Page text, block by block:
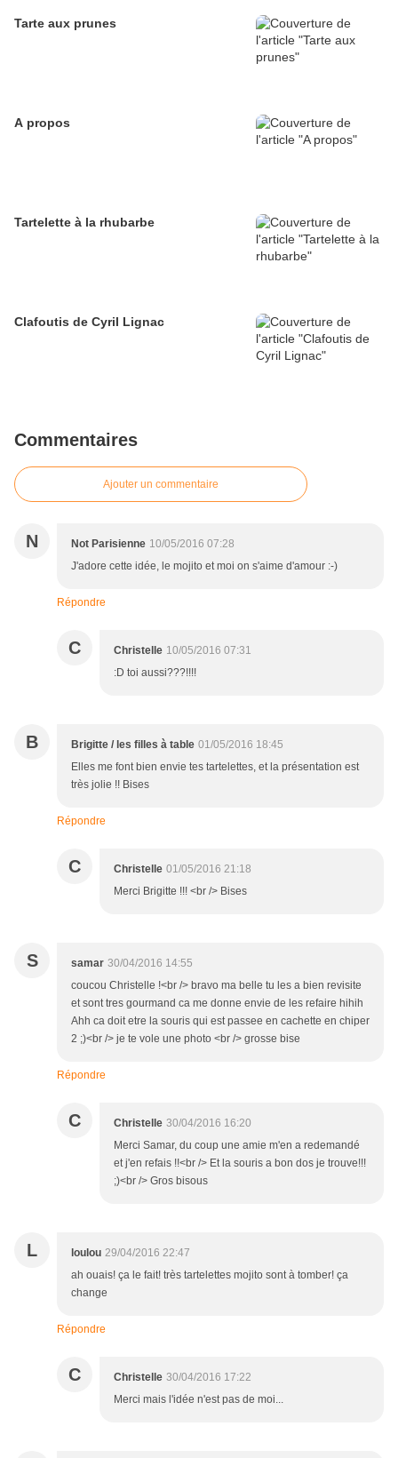
Tarte aux prunes
A propos
Tartelette à la rhubarbe
Clafoutis de Cyril Lignac
Commentaires
Ajouter un commentaire
N Not Parisienne 10/05/2016 07:28
J'adore cette idée, le mojito et moi on s'aime d'amour :-)
Répondre
C Christelle 10/05/2016 07:31
:D toi aussi???!!!!
B Brigitte / les filles à table 01/05/2016 18:45
Elles me font bien envie tes tartelettes, et la présentation est
très jolie !! Bises
Répondre
C Christelle 01/05/2016 21:18
Merci Brigitte !!! <br /> Bises
S samar 30/04/2016 14:55
coucou Christelle !<br /> bravo ma belle tu les a bien revisite
et sont tres gourmand ca me donne envie de les refaire hihih
Ahh ca doit etre la souris qui est passee en cachette en chiper
2 ;)<br /> je te vole une photo <br /> grosse bise
Répondre
C Christelle 30/04/2016 16:20
Merci Samar, du coup une amie m'en a redemandé
et j'en refais !!<br /> Et la souris a bon dos je trouve!!!
;)<br /> Gros bisous
L loulou 29/04/2016 22:47
ah ouais! ça le fait! très tartelettes mojito sont à tomber! ça
change
Répondre
C Christelle 30/04/2016 17:22
Merci mais l'idée n'est pas de moi...